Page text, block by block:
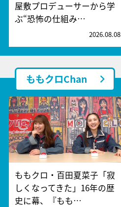
屋敷プロデューサーから学
ぶ“恐怖の仕組み…
2026.08.08
ももクロChan
ももクロ・百田夏菜子「寂
しくなってきた」16年の歴
史に幕、『もも…